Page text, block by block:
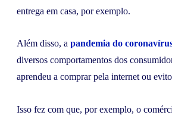
entrega em casa, por exemplo.
Além disso, a pandemia do
diversos comportamentos dos
aprendeu a comprar pela internet ou
Isso fez com que, por exemplo, o